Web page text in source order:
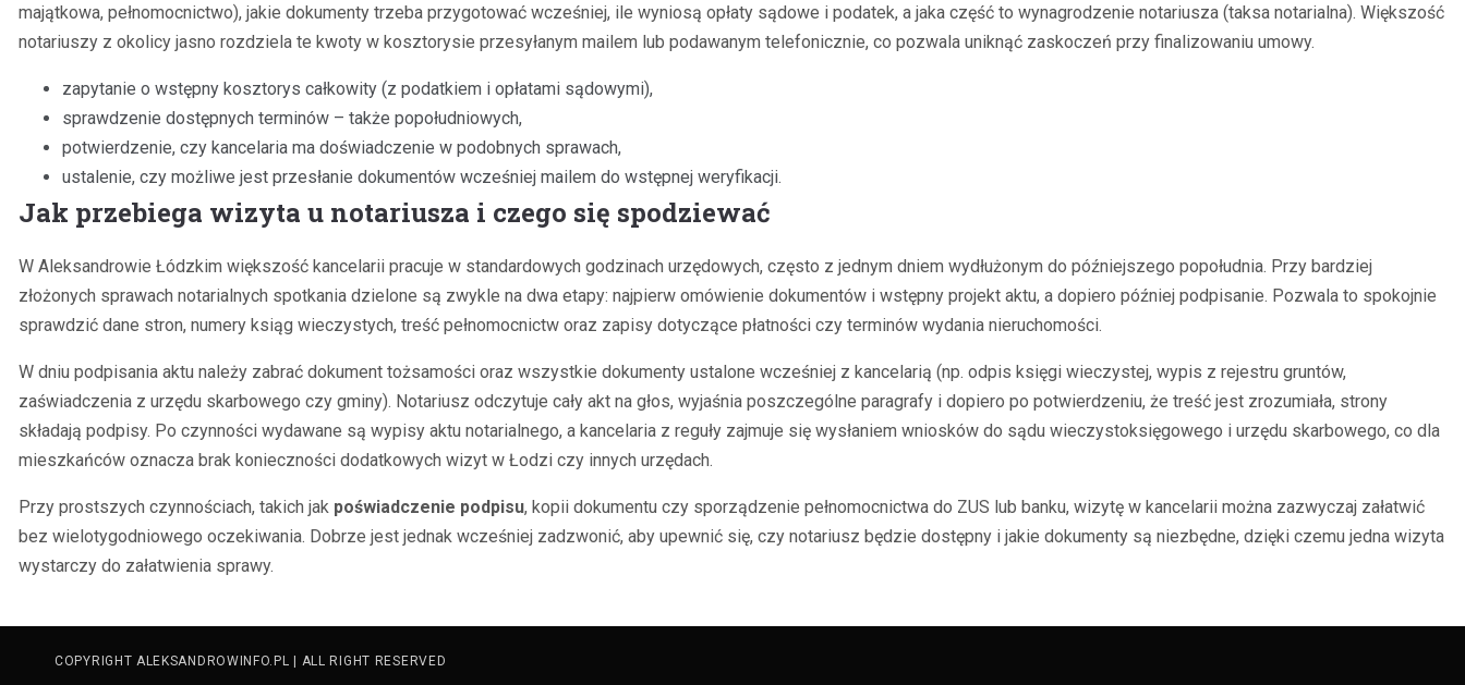
majątkowa, pełnomocnictwo), jakie dokumenty trzeba przygotować wcześniej, ile wyniosą opłaty sądowe i podatek, a jaka część to wynagrodzenie notariusza (taksa notarialna). Większość
notariuszy z okolicy jasno rozdziela te kwoty w kosztorysie przesyłanym mailem lub podawanym telefonicznie, co pozwala uniknąć zaskoczeń przy finalizowaniu umowy.
zapytanie o wstępny kosztorys całkowity (z podatkiem i opłatami sądowymi),
sprawdzenie dostępnych terminów – także popołudniowych,
potwierdzenie, czy kancelaria ma doświadczenie w podobnych sprawach,
ustalenie, czy możliwe jest przesłanie dokumentów wcześniej mailem do wstępnej weryfikacji.
Jak przebiega wizyta u notariusza i czego się spodziewać
W Aleksandrowie Łódzkim większość kancelarii pracuje w standardowych godzinach urzędowych, często z jednym dniem wydłużonym do późniejszego popołudnia. Przy bardziej
złożonych sprawach notarialnych spotkania dzielone są zwykle na dwa etapy: najpierw omówienie dokumentów i wstępny projekt aktu, a dopiero później podpisanie. Pozwala to spokojnie
sprawdzić dane stron, numery ksiąg wieczystych, treść pełnomocnictw oraz zapisy dotyczące płatności czy terminów wydania nieruchomości.
W dniu podpisania aktu należy zabrać dokument tożsamości oraz wszystkie dokumenty ustalone wcześniej z kancelarią (np. odpis księgi wieczystej, wypis z rejestru gruntów,
zaświadczenia z urzędu skarbowego czy gminy). Notariusz odczytuje cały akt na głos, wyjaśnia poszczególne paragrafy i dopiero po potwierdzeniu, że treść jest zrozumiała, strony
składają podpisy. Po czynności wydawane są wypisy aktu notarialnego, a kancelaria z reguły zajmuje się wysłaniem wniosków do sądu wieczystoksięgowego i urzędu skarbowego, co dla
mieszkańców oznacza brak konieczności dodatkowych wizyt w Łodzi czy innych urzędach.
Przy prostszych czynnościach, takich jak poświadczenie podpisu, kopii dokumentu czy sporządzenie pełnomocnictwa do ZUS lub banku, wizytę w kancelarii można zazwyczaj załatwić
bez wielotygodniowego oczekiwania. Dobrze jest jednak wcześniej zadzwonić, aby upewnić się, czy notariusz będzie dostępny i jakie dokumenty są niezbędne, dzięki czemu jedna wizyta
wystarczy do załatwienia sprawy.
COPYRIGHT ALEKSANDROWINFO.PL | ALL RIGHT RESERVED